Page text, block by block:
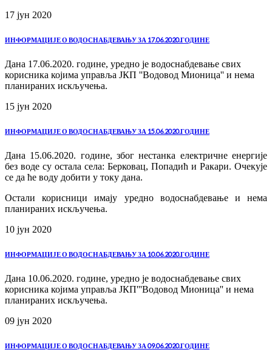
17 јун 2020
ИНФОРМАЦИЈЕ О ВОДОСНАБДЕВАЊУ ЗА 17.06.2020.ГОДИНЕ
Дана 17.06.2020. године, уредно је водоснабдевање свих
корисника којима управља ЈКП ''Водовод Мионица'' и нема
планираних искључења.
15 јун 2020
ИНФОРМАЦИЈЕ О ВОДОСНАБДЕВАЊУ ЗА 15.06.2020.ГОДИНЕ
Дана 15.06.2020. године, због нестанка електричне енергије
без воде су остала села: Берковац, Попадић и Ракари. Очекује
се да ће воду добити у току дана.
Остали корисници имају уредно водоснабдевање и нема
планираних искључења.
10 јун 2020
ИНФОРМАЦИЈЕ О ВОДОСНАБДЕВАЊУ ЗА 10.06.2020.ГОДИНЕ
Дана 10.06.2020. године, уредно је водоснабдевање свих
корисника којима управља ЈКП'''Водовод Мионица'' и нема
планираних искључења.
09 јун 2020
ИНФОРМАЦИЈЕ О ВОДОСНАБДЕВАЊУ ЗА 09.06.2020.ГОДИНЕ